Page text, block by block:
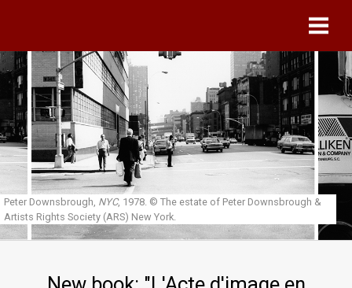
Peter Downsbrough, NYC, 1978. © The estate of Peter Downsbrough &
Artists Rights Society (ARS) New York.